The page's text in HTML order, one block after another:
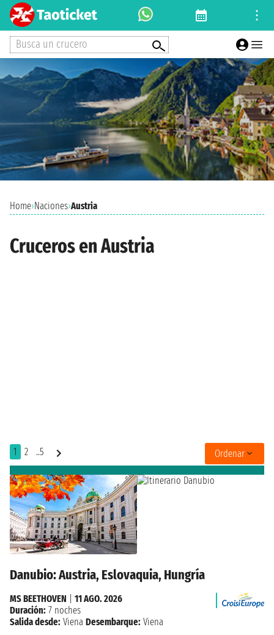
Busca un crucero
Home›Naciones›Austria
Cruceros en Austria
1 2 ..5 Ordenar
Danubio: Austria, Eslovaquia, Hungría
MS BEETHOVEN
11 AGO. 2026
Duración: 7 noches
Salida desde: Viena Desembarque: Viena